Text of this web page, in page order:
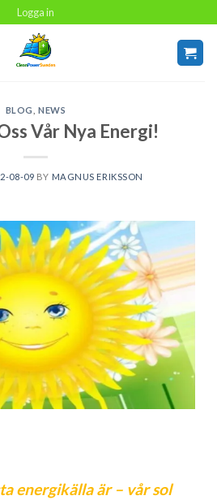
Logga in
BLOG ,NEWS
Vår Nya Energi!
08-09 BY MAGNUS ERIKSSON
energikälla är – vår sol